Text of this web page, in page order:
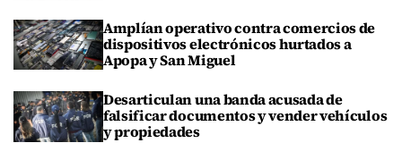
Amplían operativo contra comercios de
dispositivos electrónicos hurtados a
Apopa y San Miguel
Desarticulan una banda acusada de
falsificar documentos y vender vehículos
y propiedades